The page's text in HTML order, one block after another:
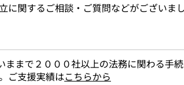
に関するご相談・ご質問などがございま
まで２０００社以上の法務に関わる手
ご支援実績はこちらから